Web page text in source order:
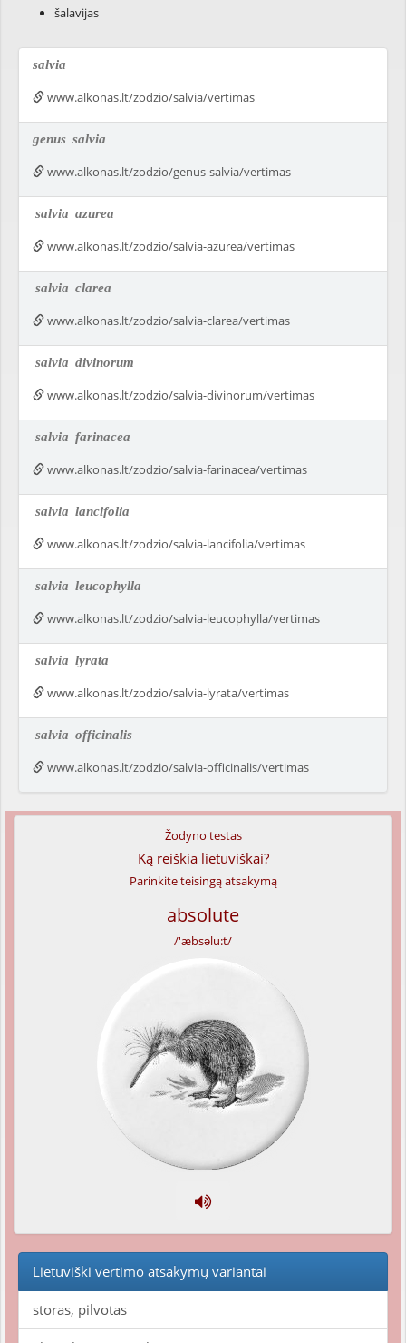
šalavijas
salvia
www.alkonas.lt/zodzio/salvia/vertimas
genus salvia
www.alkonas.lt/zodzio/genus-salvia/vertimas
salvia azurea
www.alkonas.lt/zodzio/salvia-azurea/vertimas
salvia clarea
www.alkonas.lt/zodzio/salvia-clarea/vertimas
salvia divinorum
www.alkonas.lt/zodzio/salvia-divinorum/vertimas
salvia farinacea
www.alkonas.lt/zodzio/salvia-farinacea/vertimas
salvia lancifolia
www.alkonas.lt/zodzio/salvia-lancifolia/vertimas
salvia leucophylla
www.alkonas.lt/zodzio/salvia-leucophylla/vertimas
salvia lyrata
www.alkonas.lt/zodzio/salvia-lyrata/vertimas
salvia officinalis
www.alkonas.lt/zodzio/salvia-officinalis/vertimas
Žodyno testas
Ką reiškia lietuviškai?
Parinkite teisingą atsakymą
absolute
/'æbsəlu:t/
Lietuviški vertimo atsakymų variantai
storas, pilvotas